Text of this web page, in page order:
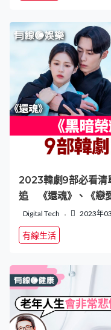
2023韓劇9部必看清
追 《還魂》、《戀
Digital Tech 2023年
有線生活